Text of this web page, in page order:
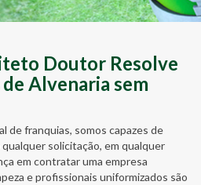
Doutor Resolve
Alvenaria sem
de franquias, somos capazes de
solicitação, em qualquer
em contratar uma empresa
e profissionais uniformizados são